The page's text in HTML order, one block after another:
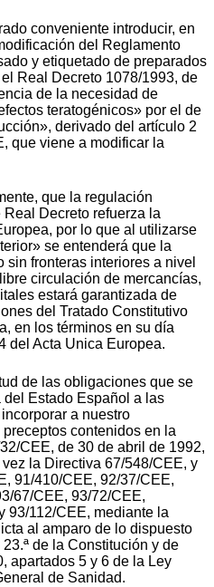
conveniente introducir, en
del Reglamento
y etiquetado de preparados
Real Decreto 1078/1993, de
de la necesidad de
teratogénicos» por el de
derivado del artículo 2
que viene a modificar la
que la regulación
Decreto refuerza la
por lo que al utilizarse
se entenderá que la
fronteras interiores a nivel
circulación de mercancías,
estará garantizada de
del Tratado Constitutivo
en los términos en su día
del Acta Unica Europea.
de las obligaciones que se
Estado Español a las
a nuestro
contenidos en la
CEE, de 30 de abril de 1992,
la Directiva 67/548/CEE, y
91/410/CEE, 92/37/CEE,
67/CEE, 93/72/CEE,
93/112/CEE, mediante la
al amparo de lo dispuesto
de la Constitución y de
apartados 5 y 6 de la Ley
de Sanidad.